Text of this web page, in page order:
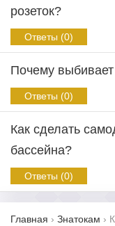
розеток?
Ответы (0)
Почему
Ответы (0)
Как сделать
бассейна?
Ответы (0)
Главная › Знатокам ›